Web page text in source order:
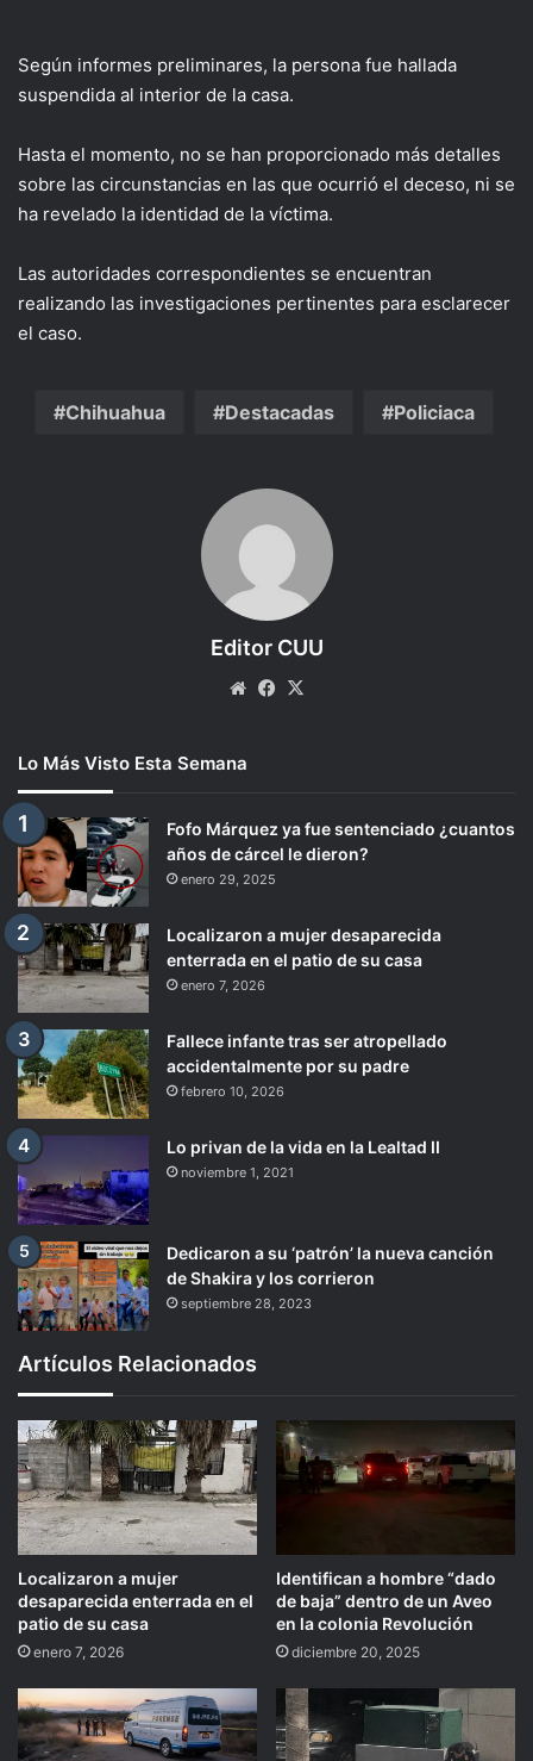
Según informes preliminares, la persona fue hallada
suspendida al interior de la casa.
Hasta el momento, no se han proporcionado más detalles
sobre las circunstancias en las que ocurrió el deceso, ni se
ha revelado la identidad de la víctima.
Las autoridades correspondientes se encuentran
realizando las investigaciones pertinentes para esclarecer
el caso.
Chihuahua Destacadas Policiaca
Editor CUU
WebsiteFacebook
Lo Más Visto Esta Semana
Fofo Márquez ya fue sentenciado ¿cuantos
años de cárcel le dieron?
enero 29, 2025
Localizaron a mujer desaparecida
enterrada en el patio de su casa
enero 7, 2026
Fallece infante tras ser atropellado
accidentalmente por su padre
febrero 10, 2026
Lo privan de la vida en la Lealtad II
noviembre 1, 2021
Dedicaron a su ‘patrón’ la nueva canción
de Shakira y los corrieron
septiembre 28, 2023
Artículos Relacionados
Localizaron a mujer
desaparecida enterrada en el
patio de su casa
enero 7, 2026
Identifican a hombre “dado
de baja” dentro de un Aveo
en la colonia Revolución
diciembre 20, 2025